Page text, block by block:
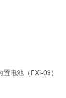
置电池（ FXi-09 ）